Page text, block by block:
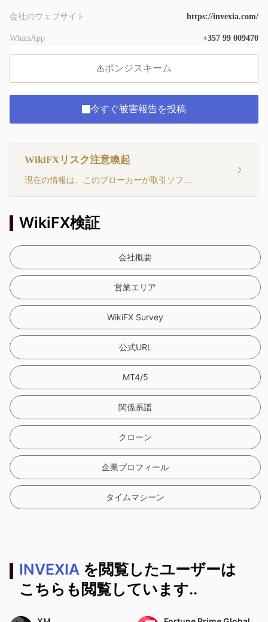
会社のウェブサイト https://invexia.com/
WhatsApp +357 99 009470
ポンジスキーム
今すぐ被害報告を投稿
WikiFXリスク注意喚起
現在の情報は、このブローカーが取引ソフトウェアを持っていないことを示しています。注意してください！
WikiFX検証
会社概要
営業エリア
WikiFX Survey
公式URL
MT4/5
関係系譜
クローン
企業プロフィール
タイムマシーン
INVEXIA を閲覧したユーザーは
こちらも閲覧しています..